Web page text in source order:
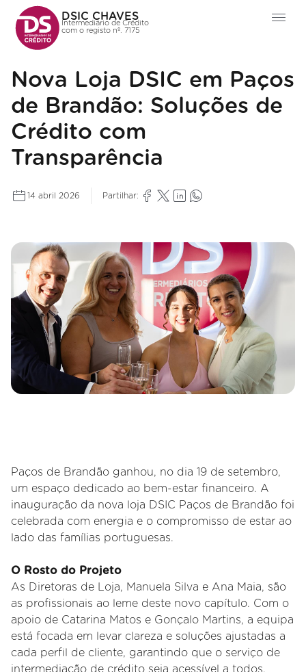
DSIC CHAVES
Intermediário de Crédito
com o registo nº. 7175
Nova Loja DSIC em Paços
de Brandão: Soluções de
Crédito com
Transparência
14 abril 2026 Partilhar:
Paços de Brandão ganhou, no dia 19 de setembro,
um espaço dedicado ao bem-estar financeiro. A
inauguração da nova loja DSIC Paços de Brandão foi
celebrada com energia e o compromisso de estar ao
lado das famílias portuguesas.
O Rosto do Projeto
As Diretoras de Loja, Manuela Silva e Ana Maia, são
as profissionais ao leme deste novo capítulo. Com o
apoio de Catarina Matos e Gonçalo Martins, a equipa
está focada em levar clareza e soluções ajustadas a
cada perfil de cliente, garantindo que o serviço de
intermediação de crédito seja acessível a todos.